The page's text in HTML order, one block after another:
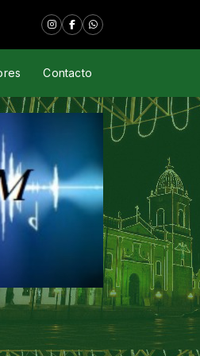
Contacto